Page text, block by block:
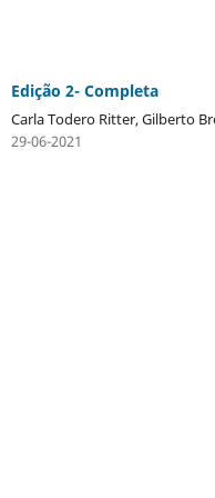
Edição 2- Completa
Carla Todero Ritter, Gilberto
29-06-2021